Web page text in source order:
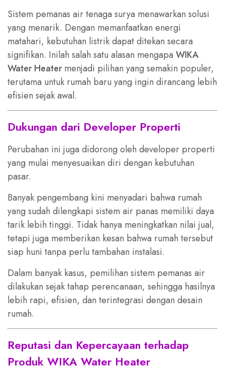
Sistem pemanas air tenaga surya menawarkan solusi
yang menarik. Dengan memanfaatkan energi
matahari, kebutuhan listrik dapat ditekan secara
signifikan. Inilah salah satu alasan mengapa WIKA
Water Heatermenjadi pilihan yang semakin populer,
terutama untuk rumah baru yang ingin dirancang lebih
efisien sejak awal.
Dukungan dari Developer Properti
Perubahan ini juga didorong oleh developer properti
yang mulai menyesuaikan diri dengan kebutuhan
pasar.
Banyak pengembang kini menyadari bahwa rumah
yang sudah dilengkapi sistem air panas memiliki daya
tarik lebih tinggi. Tidak hanya meningkatkan nilai jual,
tetapi juga memberikan kesan bahwa rumah tersebut
siap huni tanpa perlu tambahan instalasi.
Dalam banyak kasus, pemilihan sistem pemanas air
dilakukan sejak tahap perencanaan, sehingga hasilnya
lebih rapi, efisien, dan terintegrasi dengan desain
rumah.
Reputasi dan Kepercayaan terhadap
Produk WIKA Water Heater